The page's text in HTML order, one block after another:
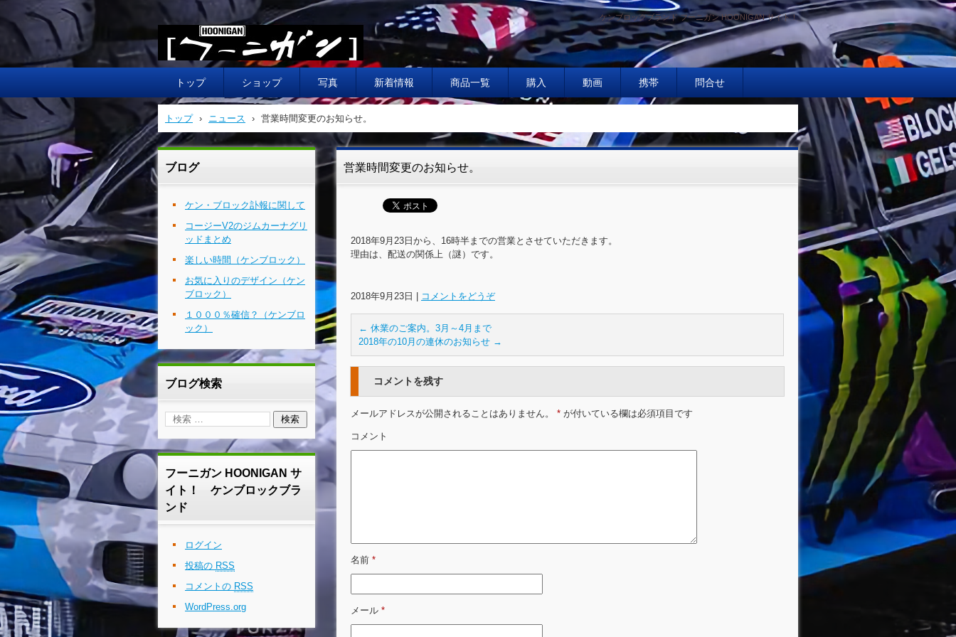
HOONIGAN フーニガン
ケンブロックブランド フーニガン HOONIGAN サイト！
トップ ショップ 写真 新着情報 商品一覧 購入 動画 携帯 問合せ
トップ › ニュース › 営業時間変更のお知らせ。
営業時間変更のお知らせ。
2018年9月23日から、16時半までの営業とさせていただきます。
理由は、配送の関係上（謎）です。
2018年9月23日 コメントをどうぞ
← 休業のご案内。3月～4月まで
2018年の10月の連休のお知らせ →
コメントを残す
メールアドレスが公開されることはありません。 * が付いている欄は必須項目です
コメント
名前 *
メール *
ブログ
ケン・ブロック訃報に関して
コージーV2のジムカーナグリ
ッドまとめ
楽しい時間（ケンブロック）
お気に入りのデザイン（ケン
ブロック）
１０００％確信？（ケンブロ
ック）
ブログ検索
フーニガン HOONIGAN サ
イト！ ケンブロックブラ
ンド
ログイン
投稿の RSS
コメントの RSS
WordPress.org